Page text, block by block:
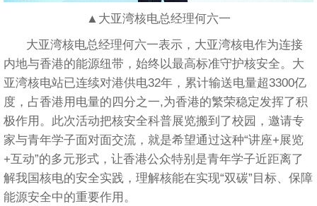
▲大亚湾核电总经理何六一
大亚湾核电总经理何六一表示，大亚湾核电作为连接
内地与香港的能源纽带，始终以最高标准守护核安全。大
亚湾核电站已连续对港供电32年，累计输送电量超3300亿
度，占香港用电量的四分之一,为香港的繁荣稳定发挥了积
极作用。此次活动把核安全科普展览搬到了校园，邀请专
家与青年学子面对面交流，就是希望通过这种“讲座+展览
+互动”的多元形式，让香港公众特别是青年学子近距离了
解我国核电的安全实践，理解核能在实现“双碳”目标、保障
能源安全中的重要作用。